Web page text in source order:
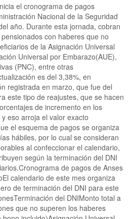
el cronograma de pagos
Nacional de la Seguridad
año. Durante esta jornada, cobran
con haberes que no
de la Asignación Universal
Universal por Embarazo(AUE),
(PNC), entre otras
es del 3,38%, en
registrada en marzo, que fue del
este tipo de reajustes, que se hacen
de incremento en los
eso arroja el valor exacto
el esquema de pagos se organiza
hábiles, por lo cual se consideran
al confeccionar el calendario,
según la terminación del DNI
de pagos de Anses
calendario de este mes organiza
de terminación del DNI para este
del DNIMonto total a
que no superen los haberes